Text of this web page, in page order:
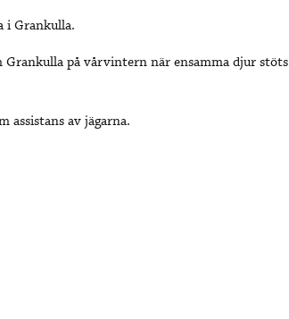
i Grankulla.
Grankulla på vårvintern när ensamma djur stöts
assistans av jägarna.